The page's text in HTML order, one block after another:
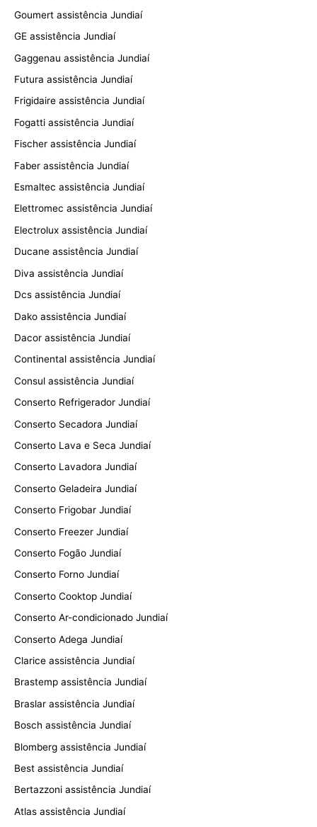
Goumert assistência Jundiaí
GE assistência Jundiaí
Gaggenau assistência Jundiaí
Futura assistência Jundiaí
Frigidaire assistência Jundiaí
Fogatti assistência Jundiaí
Fischer assistência Jundiaí
Faber assistência Jundiaí
Esmaltec assistência Jundiaí
Elettromec assistência Jundiaí
Electrolux assistência Jundiaí
Ducane assistência Jundiaí
Diva assistência Jundiaí
Dcs assistência Jundiaí
Dako assistência Jundiaí
Dacor assistência Jundiaí
Continental assistência Jundiaí
Consul assistência Jundiaí
Conserto Refrigerador Jundiaí
Conserto Secadora Jundiaí
Conserto Lava e Seca Jundiaí
Conserto Lavadora Jundiaí
Conserto Geladeira Jundiaí
Conserto Frigobar Jundiaí
Conserto Freezer Jundiaí
Conserto Fogão Jundiaí
Conserto Forno Jundiaí
Conserto Cooktop Jundiaí
Conserto Ar-condicionado Jundiaí
Conserto Adega Jundiaí
Clarice assistência Jundiaí
Brastemp assistência Jundiaí
Braslar assistência Jundiaí
Bosch assistência Jundiaí
Blomberg assistência Jundiaí
Best assistência Jundiaí
Bertazzoni assistência Jundiaí
Atlas assistência Jundiaí